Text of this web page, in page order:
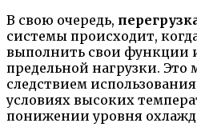
В свою очередь,
системы происходит,
выполнить свои функции
предельной нагрузки. Это
следствием
условиях высоких
понижении уровня